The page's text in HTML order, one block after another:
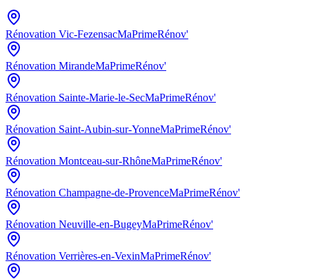
Rénovation Vic-FezensacMaPrimeRénov'
Rénovation MirandeMaPrimeRénov'
Rénovation Sainte-Marie-le-SecMaPrimeRénov'
Rénovation Saint-Aubin-sur-YonneMaPrimeRénov'
Rénovation Montceau-sur-RhôneMaPrimeRénov'
Rénovation Champagne-de-ProvenceMaPrimeRénov'
Rénovation Neuville-en-BugeyMaPrimeRénov'
Rénovation Verrières-en-VexinMaPrimeRénov'